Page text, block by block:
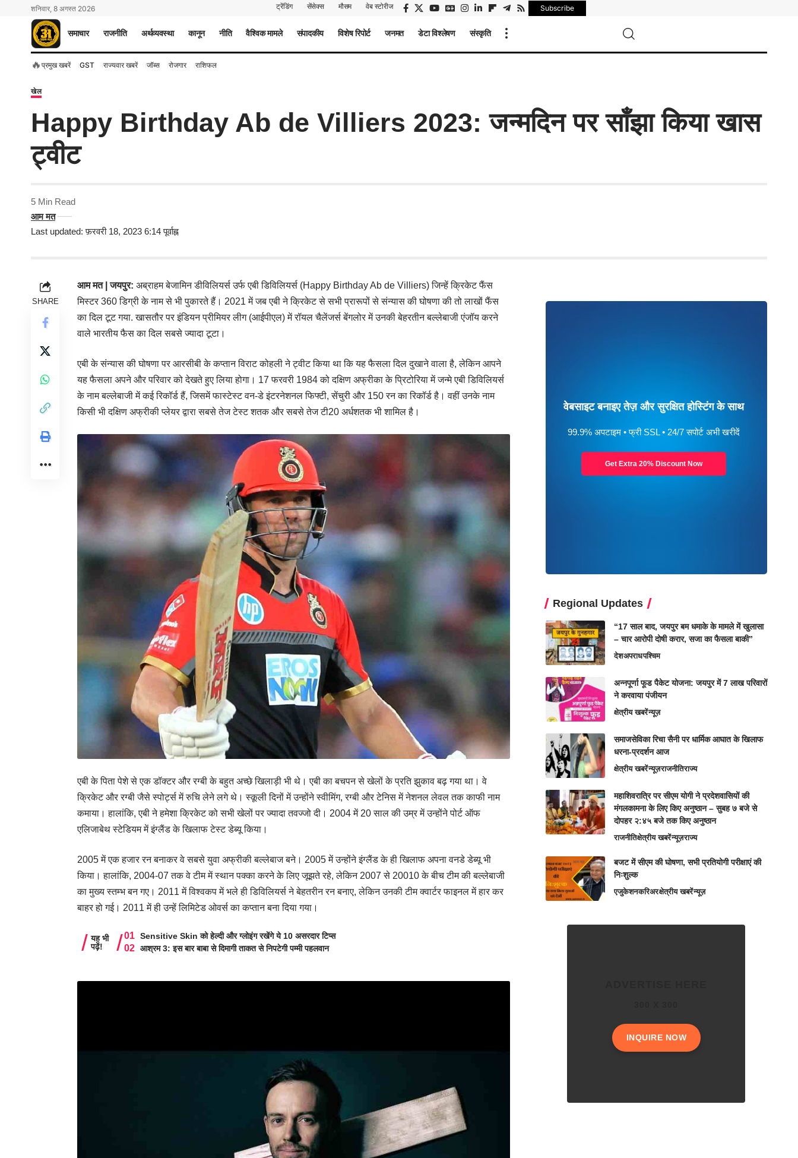
शनिवार, 8 अगस्त 2026 ट्रेंडिंग सेंसेक्स मौसम वेब स्टोरीज Subscribe
समाचार राजनीति अर्थव्यवस्था कानून नीति वैश्विक मामले संपादकीय विशेष रिपोर्ट जनमत डेटा विश्लेषण संस्कृति
🔥 प्रमुख खबरें GST राज्यवार खबरें जॉब्स रोजगार राशिफल
खेल
Happy Birthday Ab de Villiers 2023: जन्मदिन पर साँझा किया खास
ट्वीट
Last updated: फ़रवरी 18, 2023 6:14 पूर्वाह्न
आम मत
5 Min Read
SHARE
आम मत|जयपुर: अब्राहम बेजामिन डीविलियर्स उर्फ एबी डिविलियर्स (Happy Birthday Ab de Villiers) जिन्हें क्रिकेट फैंस
मिस्टर 360 डिग्री के नाम से भी पुकारते हैं। 2021 में जब एबी ने क्रिकेट से सभी प्रारूपों से संन्यास की घोषणा की तो लाखों फैंस
का दिल टूट गया. खासतौर पर इंडियन प्रीमियर लीग (आईपीएल) में रॉयल चैलेंजर्स बेंगलोर में उनकी बेहरतीन बल्लेबाजी एंजॉय करने
वाले भारतीय फैस का दिल सबसे ज्यादा टूटा।
एबी के संन्यास की घोषणा पर आरसीबी के कप्तान विराट कोहली ने ट्वीट किया था कि यह फैसला दिल दुखाने वाला है, लेकिन आपने
यह फैसला अपने और परिवार को देखते हुए लिया होगा। 17 फरवरी 1984 को दक्षिण अफ्रीका के प्रिटोरिया में जन्मे एबी डिविलियर्स
के नाम बल्लेबाजी में कई रिकॉर्ड हैं, जिसमें फास्टेस्ट वन-डे इंटरनेशनल फिफ्टी, सेंचुरी और 150 रन का रिकॉर्ड है। वहीं उनके नाम
किसी भी दक्षिण अफ्रीकी प्लेयर द्वारा सबसे तेज टेस्ट शतक और सबसे तेज टी20 अर्धशतक भी शामिल है।
एबी के पिता पेशे से एक डॉक्टर और रग्बी के बहुत अच्छे खिलाड़ी भी थे। एबी का बचपन से खेलों के प्रति झुकाव बढ़ गया था। वे
क्रिकेट और रग्बी जैसे स्पोर्ट्स में रुचि लेने लगे थे। स्कूली दिनों में उन्होंने स्वीमिंग, रग्बी और टेनिस में नेशनल लेवल तक काफी नाम
कमाया। हालांकि, एबी ने हमेशा क्रिकेट को सभी खेलों पर ज्यादा तवज्जो दी। 2004 में 20 साल की उम्र में उन्होंने पोर्ट ऑफ
एलिजाबेथ स्टेडियम में इंग्लैंड के खिलाफ टेस्ट डेब्यू किया।
2005 में एक हजार रन बनाकर वे सबसे युवा अफ्रीकी बल्लेबाज बने। 2005 में उन्होंने इंग्लैंड के ही खिलाफ अपना वनडे डेब्यू भी
किया। हालांकि, 2004-07 तक वे टीम में स्थान पक्का करने के लिए जूझते रहे, लेकिन 2007 से 20010 के बीच टीम की बल्लेबाजी
का मुख्य स्तम्भ बन गए। 2011 में विश्वकप में भले ही डिविलियर्स ने बेहतरीन रन बनाए, लेकिन उनकी टीम क्वार्टर फाइनल में हार कर
बाहर हो गई। 2011 में ही उन्हें लिमिटेड ओवर्स का कप्तान बना दिया गया।
यह भी
पढ़ें!
Sensitive Skin को हेल्दी और ग्लोइंग रखेंगे ये 10 असरदार टिप्स
आश्रम 3: इस बार बाबा से दिमागी ताकत से निपटेगी पम्मी पहलवान
वेबसाइट बनाइए तेज़ और सुरक्षित होस्टिंग के साथ
99.9% अपटाइम • फ्री SSL • 24/7 सपोर्ट अभी खरीदें
Get Extra 20% Discount Now
Regional Updates
“17 साल बाद, जयपुर बम धमाके के मामले में खुलासा
– चार आरोपी दोषी करार, सजा का फैसला बाकी”
देशअपराधपश्चिम
अन्नपूर्णा फूड पैकेट योजना: जयपुर में 7 लाख परिवारों
ने करवाया पंजीयन
क्षेत्रीय खबरेंन्यूज़
समाजसेविका रिचा सैनी पर धार्मिक आघात के खिलाफ
धरना-प्रदर्शन आज
क्षेत्रीय खबरेंन्यूज़राजनीतिराज्य
महाशिवरात्रि पर सीएम योगी ने प्रदेशवासियों की
मंगलकामना के लिए किए अनुष्ठान – सुबह ७ बजे से
दोपहर २:४५ बजे तक किए अनुष्ठान
राजनीतिक्षेत्रीय खबरेंन्यूज़राज्य
बजट में सीएम की घोषणा, सभी प्रतियोगी परीक्षाएं की
निःशुल्क
एजुकेशनकरिअरक्षेत्रीय खबरेंन्यूज़
INQUIRE NOW